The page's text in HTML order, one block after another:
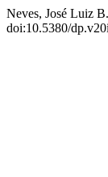
Neves, José Luiz
doi:10.5380/